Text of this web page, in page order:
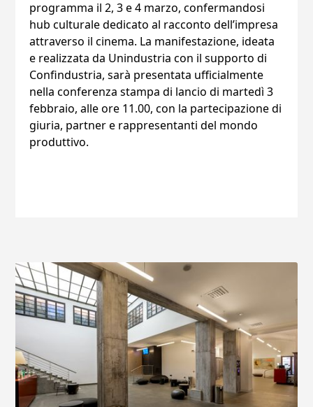
programma il 2, 3 e 4 marzo, confermandosi
hub culturale dedicato al racconto dell’impresa
attraverso il cinema. La manifestazione, ideata
e realizzata da Unindustria con il supporto di
Confindustria, sarà presentata ufficialmente
nella conferenza stampa di lancio di martedì 3
febbraio, alle ore 11.00, con la partecipazione di
giuria, partner e rappresentanti del mondo
produttivo.